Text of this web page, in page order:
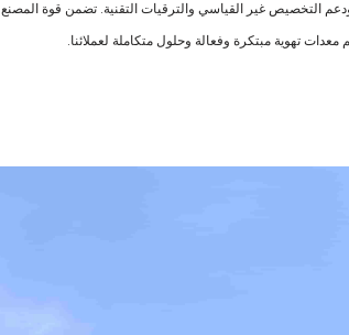
ودعم التخصيص غير القياسي والترقيات التقنية. تضمن قوة المصنع
تهوية مبتكرة وفعالة وحلول متكاملة لعملائنا.